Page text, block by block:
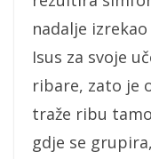
nadalje
Isus za svoje
ribare, zato je
traže ribu
gdje se